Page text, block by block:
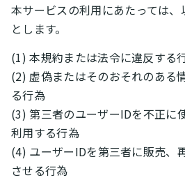
本サービスの利用にあたっては
とします。
(1) 本規約または法令に違反する
(2) 虚偽またはそのおそれのある
る行為
(3) 第三者のユーザーIDを不正に
利用する行為
(4) ユーザーIDを第三者に販売、
させる行為